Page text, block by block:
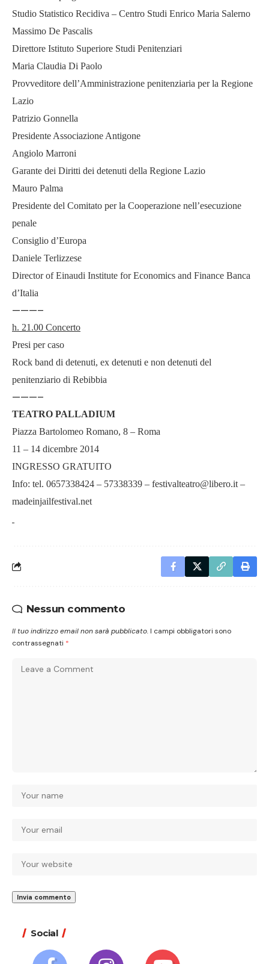
Studio Statistico Recidiva – Centro Studi Enrico Maria Salerno
Massimo De Pascalis
Direttore Istituto Superiore Studi Penitenziari
Maria Claudia Di Paolo
Provveditore dell’Amministrazione penitenziaria per la Regione
Lazio
Patrizio Gonnella
Presidente Associazione Antigone
Angiolo Marroni
Garante dei Diritti dei detenuti della Regione Lazio
Mauro Palma
Presidente del Comitato per la Cooperazione nell’esecuzione
penale
Consiglio d’Europa
Daniele Terlizzese
Director of Einaudi Institute for Economics and Finance Banca
d’Italia
———–
h. 21.00 Concerto
Presi per caso
Rock band di detenuti, ex detenuti e non detenuti del
penitenziario di Rebibbia
———–
TEATRO PALLADIUM
Piazza Bartolomeo Romano, 8 – Roma
11 – 14 dicembre 2014
INGRESSO GRATUITO
Info: tel. 0657338424 – 57338339 – festivalteatro@libero.it –
madeinjailfestival.net
Nessun commento
Il tuo indirizzo email non sarà pubblicato. I campi obbligatori sono
contrassegnati *
Social